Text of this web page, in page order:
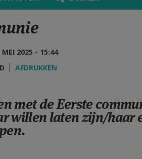
MEI 2025 - 15:44
AFDRUKKEN
met de Eerste
willen laten zijn/haar